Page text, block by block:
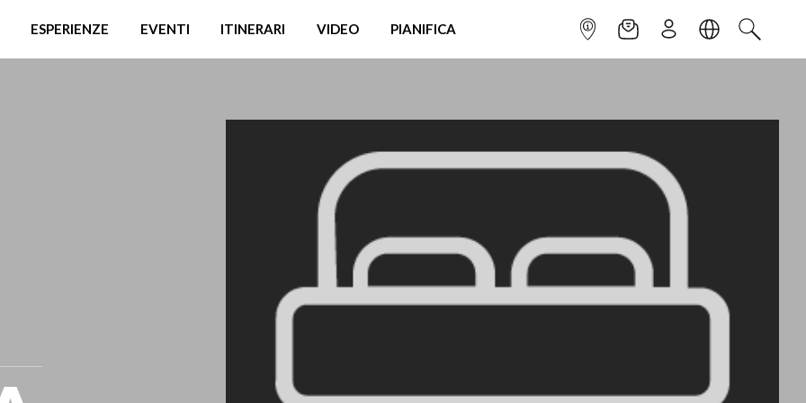
ESPERIENZE EVENTI ITINERARI VIDEO PIANIFICA INFOPOINTNEWSLETTER
ISCRIVITILINGUACERCA